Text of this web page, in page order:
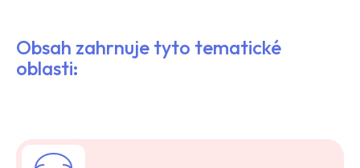
Obsah zahrnuje tyto tematické
oblasti: